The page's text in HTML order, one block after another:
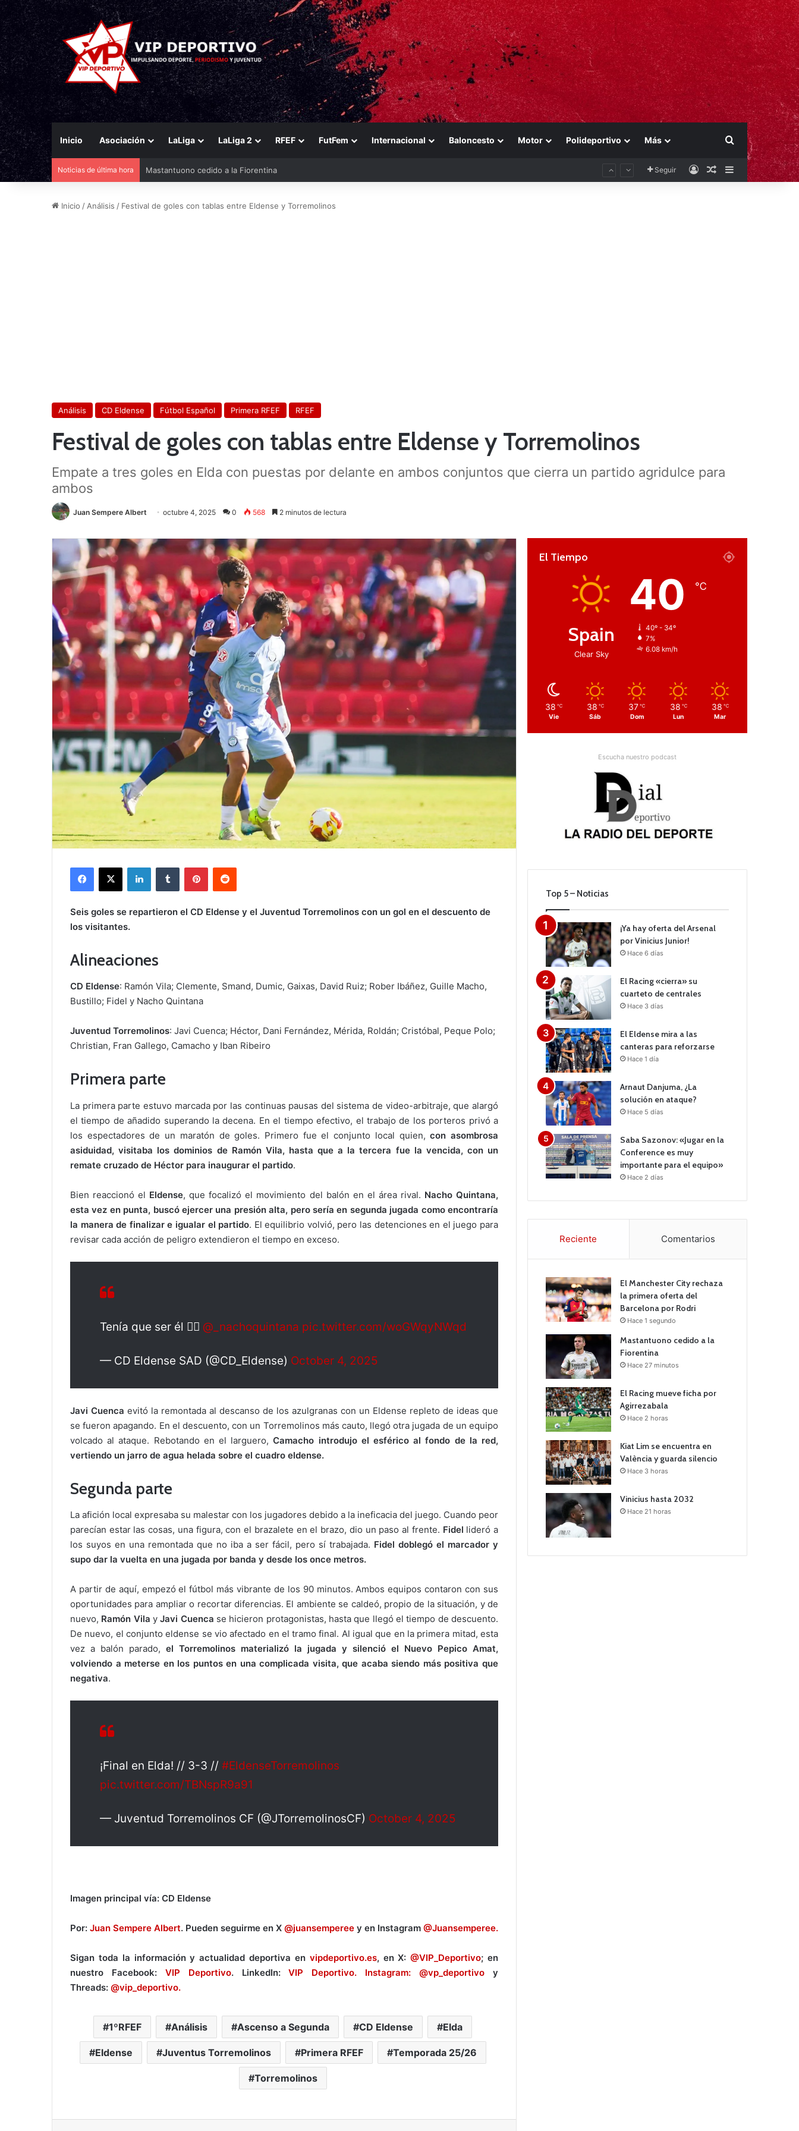
Inicio Asociación LaLiga LaLiga 2 RFEF FutFem Internacional Baloncesto Motor Polideportivo Más Buscar por
Noticias de última hora El Racing mueve ficha por Agirrezabala Seguir AccesoPublicación al
Barra lateral
Inicio / Análisis / Festival de goles con tablas entre Eldense y Torremolinos
Análisis CD Eldense Fútbol Español Primera RFEF RFEF
Festival de goles con tablas entre Eldense y Torremolinos
Empate a tres goles en Elda con puestas por delante en ambos conjuntos que cierra un partido agridulce para
ambos
Juan Sempere Albert octubre 4, 2025 0 568 2 minutos de lectura
Seis goles se repartieron el CD Eldense y el Juventud Torremolinos con un gol en el descuento de
los visitantes.
Alineaciones
CD Eldense: Ramón Vila; Clemente, Smand, Dumic, Gaixas, David Ruiz; Rober Ibáñez, Guille Macho,
Bustillo; Fidel y Nacho Quintana
Juventud Torremolinos: Javi Cuenca; Héctor, Dani Fernández, Mérida, Roldán; Cristóbal, Peque Polo;
Christian, Fran Gallego, Camacho y Iban Ribeiro
Primera parte
La primera parte estuvo marcada por las continuas pausas del sistema de video-arbitraje, que alargó
el tiempo de añadido superando la decena. En el tiempo efectivo, el trabajo de los porteros privó a
los espectadores de un maratón de goles. Primero fue el conjunto local quien,con asombrosa
asiduidad, visitaba los dominios de Ramón Vila, hasta que a la tercera fue la vencida, con un
remate cruzado de Héctor para inaugurar el partido.
Bien reaccionó el Eldense, que focalizó el movimiento del balón en el área rival. Nacho Quintana,
esta vez en punta, buscó ejercer una presión alta, pero sería en segunda jugada como encontraría
la manera de finalizar e igualar el partido. El equilibrio volvió, pero las detenciones en el juego para
revisar cada acción de peligro extendieron el tiempo en exceso.
Tenía que ser él ❤️‍🔥 @_nachoquintana pic.twitter.com/woGWqyNWqd
— CD Eldense SAD (@CD_Eldense) October 4, 2025
Javi Cuenca evitó la remontada al descanso de los azulgranas con un Eldense repleto de ideas que
se fueron apagando. En el descuento, con un Torremolinos más cauto, llegó otra jugada de un equipo
volcado al ataque. Rebotando en el larguero,Camacho introdujo el esférico al fondo de la red,
vertiendo un jarro de agua helada sobre el cuadro eldense.
Segunda parte
La afición local expresaba su malestar con los jugadores debido a la ineficacia del juego. Cuando peor
parecían estar las cosas, una figura, con el brazalete en el brazo, dio un paso al frente. Fidel lideró a
los suyos en una remontada que no iba a ser fácil, pero sí trabajada. Fidel doblegó el marcador y
supo dar la vuelta en una jugada por banda y desde los once metros.
A partir de aquí, empezó el fútbol más vibrante de los 90 minutos. Ambos equipos contaron con sus
oportunidades para ampliar o recortar diferencias. El ambiente se caldeó, propio de la situación, y de
nuevo, Ramón Vila yJavi Cuenca se hicieron protagonistas, hasta que llegó el tiempo de descuento.
De nuevo, el conjunto eldense se vio afectado en el tramo final. Al igual que en la primera mitad, esta
vez a balón parado, el Torremolinos materializó la jugada y silenció el Nuevo Pepico Amat,
volviendo a meterse en los puntos en una complicada visita, que acaba siendo más positiva que
negativa.
¡Final en Elda! // 3-3 // #EldenseTorremolinos
pic.twitter.com/TBNspR9a91
— Juventud Torremolinos CF (@JTorremolinosCF) October 4, 2025
Imagen principal vía: CD Eldense
Por: Juan Sempere Albert. Pueden seguirme en X @juansemperee y en Instagram @Juansemperee.
Sigan toda la información y actualidad deportiva en vipdeportivo.es, en X:@VIP_Deportivo; en
nuestro Facebook: VIP Deportivo. LinkedIn:VIP Deportivo. Instagram: @vp_deportivo y
Threads: @vip_deportivo.
1ºRFEF Análisis Ascenso a Segunda CD Eldense Elda
Eldense Juventus Torremolinos Primera RFEF Temporada 25/26
Torremolinos
El Tiempo
Spain
Clear Sky
40 ℃
40º - 34º
7%
6.08 km/h
38 ℃
Vie
38 ℃
Sáb
37 ℃
Dom
38 ℃
Lun
38 ℃
Mar
Escucha nuestro podcast
Top 5 – Noticias
¡Ya hay oferta del Arsenal
por Vinicius Junior!
Hace 6 días
El Racing «cierra» su
cuarteto de centrales
Hace 3 días
El Eldense mira a las
canteras para reforzarse
Hace 1 día
Arnaut Danjuma, ¿La
solución en ataque?
Hace 5 días
Saba Sazonov: «Jugar en la
Conference es muy
importante para el equipo»
Hace 2 días
Reciente Comentarios
El Manchester City rechaza
la primera oferta del
Barcelona por Rodri
Hace 1 segundo
Mastantuono cedido a la
Fiorentina
Hace 27 minutos
El Racing mueve ficha por
Agirrezabala
Hace 2 horas
Kiat Lim se encuentra en
València y guarda silencio
Hace 3 horas
Vinicius hasta 2032
Hace 21 horas